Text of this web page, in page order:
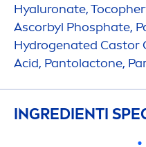
Hyaluronate,
Ascorbyl Phosphate,
Hydrogenated Castor
Acid, Pantolactone,
INGREDIENTI